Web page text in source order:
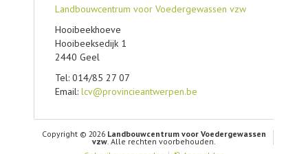
Landbouwcentrum voor Voedergewassen vzw
Hooibeekhoeve
Hooibeeksedijk 1
2440 Geel
Tel: 014/85 27 07
Email: lcv@provincieantwerpen.be
Copyright © 2026 Landbouwcentrum voor Voedergewassen
vzw. Alle rechten voorbehouden.